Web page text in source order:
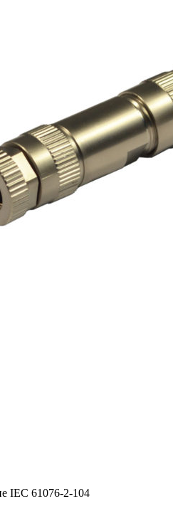
IEC 61076-2-104